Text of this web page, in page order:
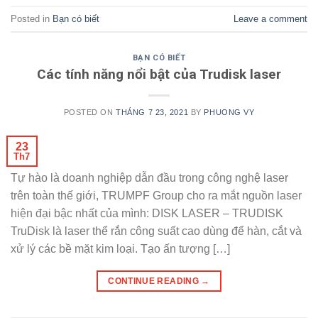
Posted in Bạn có biết Leave a comment
BẠN CÓ BIẾT
Các tính năng nổi bật của Trudisk laser
POSTED ONTHÁNG 7 23, 2021 BY PHUONG VY
23
Th7
Tự hào là doanh nghiệp dẫn đầu trong công nghệ laser
trên toàn thế giới, TRUMPF Group cho ra mắt nguồn laser
hiện đại bậc nhất của mình: DISK LASER – TRUDISK
TruDisk là laser thể rắn công suất cao dùng để hàn, cắt và
xử lý các bề mặt kim loại. Tạo ấn tượng […]
CONTINUE READING →